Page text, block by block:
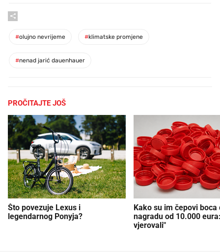
#olujno nevrijeme #klimatske promjene
#nenad jarić dauenhauer
PROČITAJTE JOŠ
Što povezuje Lexus i
legendarnog Ponyja?
Kako su im čepovi boca
nagradu od 10.000
vjerovali"